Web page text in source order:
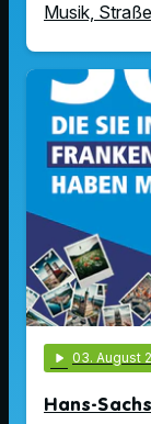
Musik,
play_arrow 03. August
Hans-